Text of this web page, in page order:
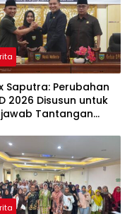
Saputra: Perubahan
2026 Disusun untuk
Tantangan